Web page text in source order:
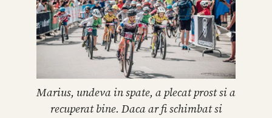
Marius, undeva in spate, a plecat prost si a
recuperat bine. Daca ar fi schimbat si